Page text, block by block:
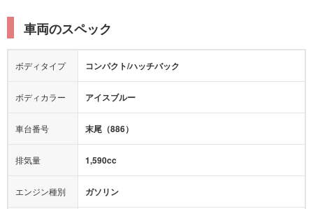
ルーフレール
エアロパーツ
ローダウン
シートヒーター
カーナビ：-
CD
ミュージックプレイヤー接続可
後席モニター
衝突被害軽減プレーキ
カメラ：-
エアバッグ：
運転席 助手席
衝撃緩和ヘッドレスト
サポカー
車両のスペック
ボディタイプ コンパクト/ハッチバック
ボディカラー アイスブルー
車台番号 末尾（886）
排気量 1,590cc
エンジン種別 ガソリン